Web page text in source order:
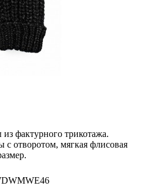
фактурного трикотажа.
с отворотом, мягкая флисовая